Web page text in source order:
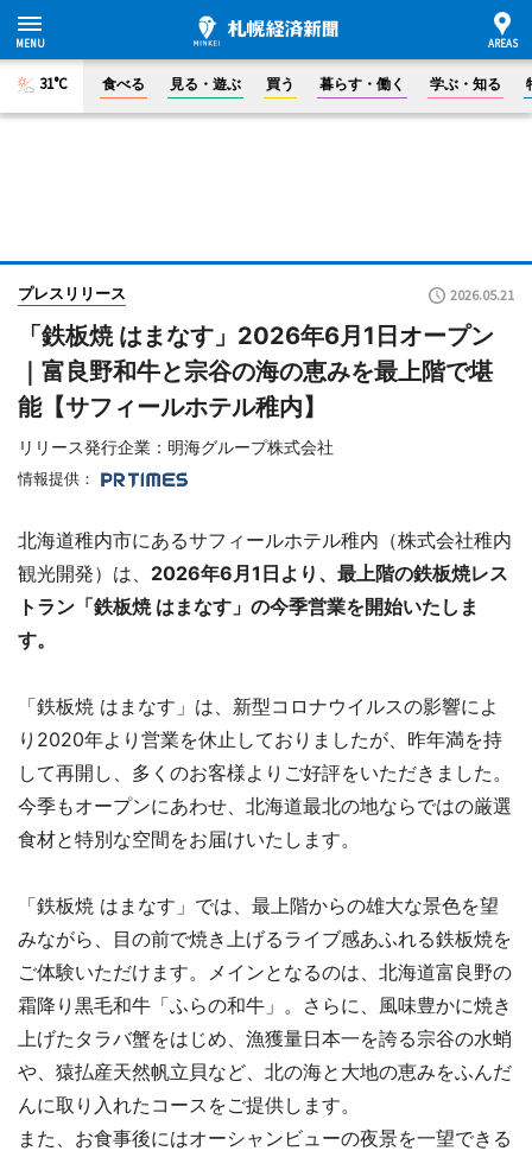
31°C 食べる 見る・遊ぶ 買う 暮らす・働く 学ぶ・知る
プレスリリース 2026.05.21
「鉄板焼 はまなす」2026年6月1日オープン
｜富良野和牛と宗谷の海の恵みを最上階で堪
能【サフィールホテル稚内】
リリース発行企業：明海グループ株式会社
情報提供：
北海道稚内市にあるサフィールホテル稚内（株式会社稚内
観光開発）は、 2026年6月1日より、最上階の鉄板焼レス
トラン「鉄板焼 はまなす」の今季営業を開始いたしま
す。
「鉄板焼 はまなす」は、新型コロナウイルスの影響によ
り2020年より営業を休止しておりましたが、昨年満を持
して再開し、多くのお客様よりご好評をいただきました。
今季もオープンにあわせ、北海道最北の地ならではの厳選
食材と特別な空間をお届けいたします。
「鉄板焼 はまなす」では、最上階からの雄大な景色を望
みながら、目の前で焼き上げるライブ感あふれる鉄板焼を
ご体験いただけます。メインとなるのは、北海道富良野の
霜降り黒毛和牛「ふらの和牛」。さらに、風味豊かに焼き
上げたタラバ蟹をはじめ、漁獲量日本一を誇る宗谷の水蛸
や、猿払産天然帆立貝など、北の海と大地の恵みをふんだ
んに取り入れたコースをご提供します。
また、お食事後にはオーシャンビューの夜景を一望できる